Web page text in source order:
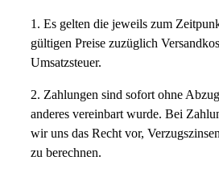
1. Es gelten die jeweils zum
gültigen Preise zuzüglich
Umsatzsteuer.
2. Zahlungen sind sofort ohne
anderes vereinbart wurde. Bei
wir uns das Recht vor,
zu berechnen.